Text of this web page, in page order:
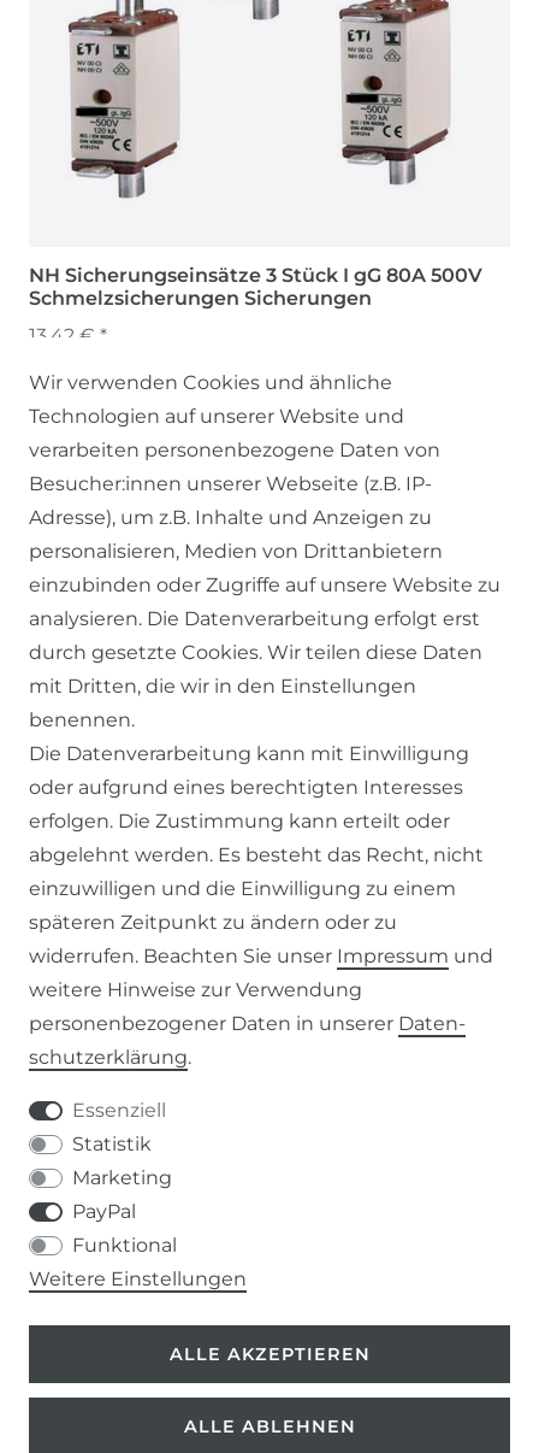
NH Sicherungseinsätze 3 Stück I gG 80A 500V
Schmelzsicherungen Sicherungen
13,42 € *
SERVICE
KONTAKT
ZAHLUNG & VERSAND
WIDERRUFSFORMULAR
RECHTLICHES
WIDERRUFSRECHT
IMPRESSUM
DATENSCHUTZERKLÄRUNG
037207-995665
info@kern-holz.com
Wir verwenden Cookies und ähnliche
Technologien auf unserer Website und
verarbeiten personenbezogene Daten von
Besucher:innen unserer Webseite (z.B. IP-
Adresse), um z.B. Inhalte und Anzeigen zu
personalisieren, Medien von Drittanbietern
einzubinden oder Zugriffe auf unsere Website zu
analysieren. Die Datenverarbeitung erfolgt erst
durch gesetzte Cookies. Wir teilen diese Daten
mit Dritten, die wir in den Einstellungen
benennen.
Die Datenverarbeitung kann mit Einwilligung
oder aufgrund eines berechtigten Interesses
erfolgen. Die Zustimmung kann erteilt oder
abgelehnt werden. Es besteht das Recht, nicht
einzuwilligen und die Einwilligung zu einem
späteren Zeitpunkt zu ändern oder zu
widerrufen. Beachten Sie unser Impressum und
weitere Hinweise zur Verwendung
personenbezogener Daten in unserer Daten­
schutz­erklärung.
Essenziell
Statistik
Marketing
PayPal
Funktional
Weitere Einstellungen
ALLE AKZEPTIEREN
ALLE ABLEHNEN